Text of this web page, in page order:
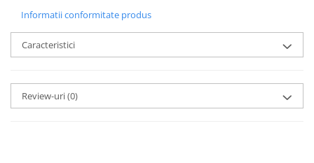
Informatii conformitate produs
Caracteristici
Review-uri(0)